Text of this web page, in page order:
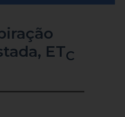
ETC